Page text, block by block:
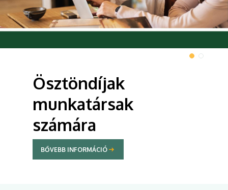
Akadémiai
Ifjúsági Díj